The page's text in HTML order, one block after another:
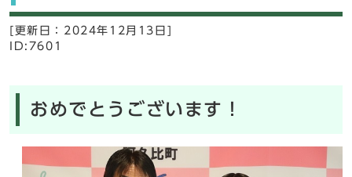
[更新日： 2024年12月13日]
ID:7601
おめでとうございます！